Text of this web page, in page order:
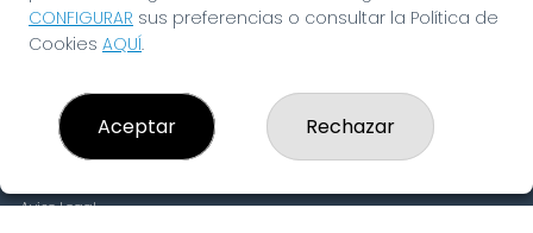
916429571
pedidos@laninadelasuerte.es
(Madrid) España
Aviso Legal
CONFIGURAR sus preferencias o consultar la Política de
Cookies AQUÍ.
Aceptar Rechazar